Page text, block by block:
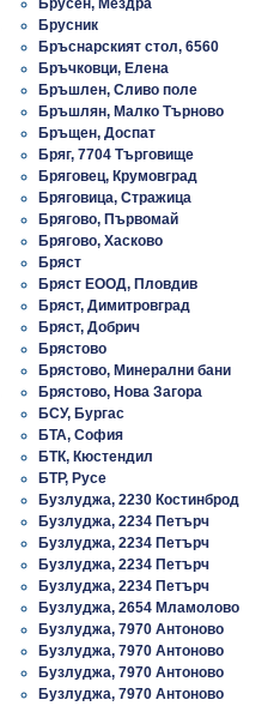
Брусен, Мездра
Брусник
Бръснарският стол, 6560
Бръчковци, Елена
Бръшлен, Сливо поле
Бръшлян, Малко Търново
Бръщен, Доспат
Бряг, 7704 Търговище
Бряговец, Крумовград
Бряговица, Стражица
Брягово, Първомай
Брягово, Хасково
Бряст
Бряст ЕООД, Пловдив
Бряст, Димитровград
Бряст, Добрич
Брястово
Брястово, Минерални бани
Брястово, Нова Загора
БСУ, Бургас
БТА, София
БТК, Кюстендил
БТР, Русе
Бузлуджа, 2230 Костинброд
Бузлуджа, 2234 Петърч
Бузлуджа, 2234 Петърч
Бузлуджа, 2234 Петърч
Бузлуджа, 2234 Петърч
Бузлуджа, 2654 Мламолово
Бузлуджа, 7970 Антоново
Бузлуджа, 7970 Антоново
Бузлуджа, 7970 Антоново
Бузлуджа, 7970 Антоново